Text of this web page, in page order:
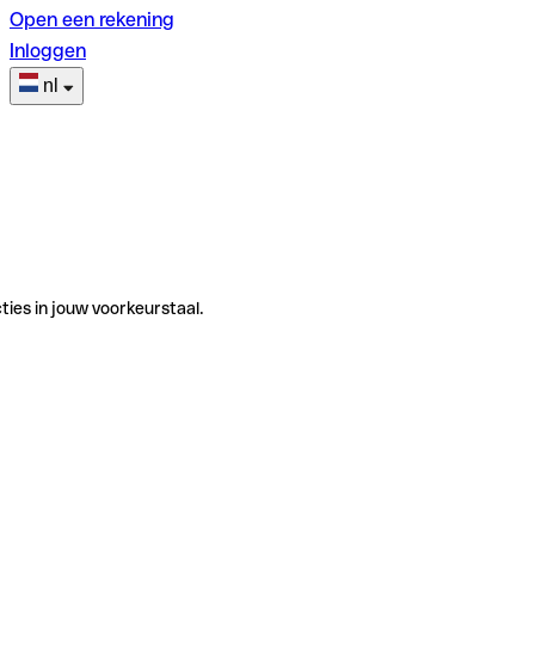
Open een rekening
Inloggen
nl
in jouw voorkeurstaal.